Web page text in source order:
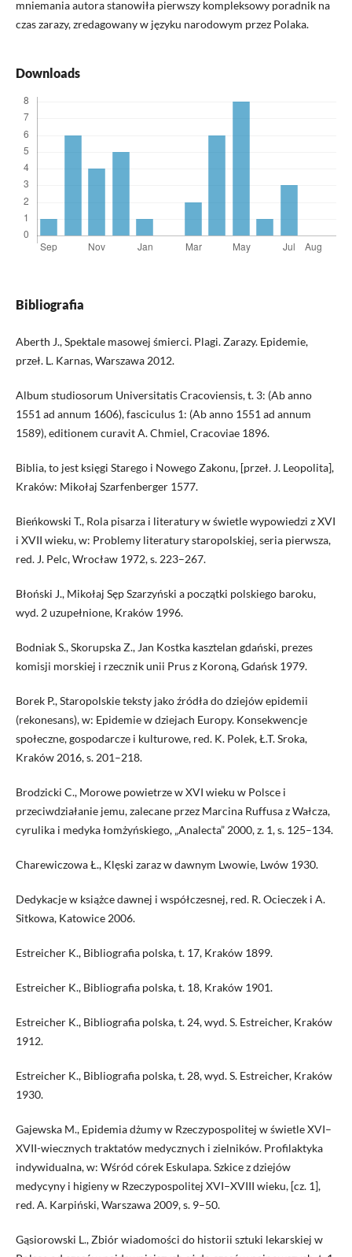
mniemania autora stanowiła pierwszy kompleksowy poradnik na
czas zarazy, zredagowany w języku narodowym przez Polaka.
Downloads
Bibliografia
Aberth J., Spektale masowej śmierci. Plagi. Zarazy. Epidemie,
przeł. L. Karnas, Warszawa 2012.
Album studiosorum Universitatis Cracoviensis, t. 3: (Ab anno
1551 ad annum 1606), fasciculus 1: (Ab anno 1551 ad annum
1589), editionem curavit A. Chmiel, Cracoviae 1896.
Biblia, to jest księgi Starego i Nowego Zakonu, [przeł. J. Leopolita],
Kraków: Mikołaj Szarfenberger 1577.
Bieńkowski T., Rola pisarza i literatury w świetle wypowiedzi z XVI
i XVII wieku, w: Problemy literatury staropolskiej, seria pierwsza,
red. J. Pelc, Wrocław 1972, s. 223–267.
Błoński J., Mikołaj Sęp Szarzyński a początki polskiego baroku,
wyd. 2 uzupełnione, Kraków 1996.
Bodniak S., Skorupska Z., Jan Kostka kasztelan gdański, prezes
komisji morskiej i rzecznik unii Prus z Koroną, Gdańsk 1979.
Borek P., Staropolskie teksty jako źródła do dziejów epidemii
(rekonesans), w: Epidemie w dziejach Europy. Konsekwencje
społeczne, gospodarcze i kulturowe, red. K. Polek, Ł.T. Sroka,
Kraków 2016, s. 201–218.
Brodzicki C., Morowe powietrze w XVI wieku w Polsce i
przeciwdziałanie jemu, zalecane przez Marcina Ruffusa z Wałcza,
cyrulika i medyka łomżyńskiego, „Analecta” 2000, z. 1, s. 125–134.
Charewiczowa Ł., Klęski zaraz w dawnym Lwowie, Lwów 1930.
Dedykacje w książce dawnej i współczesnej, red. R. Ocieczek i A.
Sitkowa, Katowice 2006.
Estreicher K., Bibliografia polska, t. 17, Kraków 1899.
Estreicher K., Bibliografia polska, t. 18, Kraków 1901.
Estreicher K., Bibliografia polska, t. 24, wyd. S. Estreicher, Kraków
1912.
Estreicher K., Bibliografia polska, t. 28, wyd. S. Estreicher, Kraków
1930.
Gajewska M., Epidemia dżumy w Rzeczypospolitej w świetle XVI–
XVII-wiecznych traktatów medycznych i zielników. Profilaktyka
indywidualna, w: Wśród córek Eskulapa. Szkice z dziejów
medycyny i higieny w Rzeczypospolitej XVI–XVIII wieku, [cz. 1],
red. A. Karpiński, Warszawa 2009, s. 9–50.
Gąsiorowski L., Zbiór wiadomości do historii sztuki lekarskiej w